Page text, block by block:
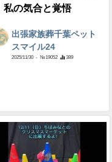
私の気合と覚悟
出張家族葬千葉ペット
スマイル24
2025/11/30 - №19052 389